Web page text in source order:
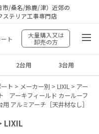
市/桑名/鈴鹿/津）近郊の
テリア工事専門店
ト
大量購入又は
卸売の方
2台用 3台用
ト > メーカー別 > LIXIL> アー
アーキフィールド カールーフ
用 アルミアーチ［天井材なし］
LIXIL